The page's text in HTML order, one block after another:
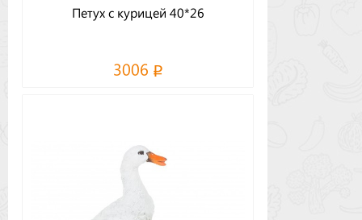
Петух с курицей 40*26
3006